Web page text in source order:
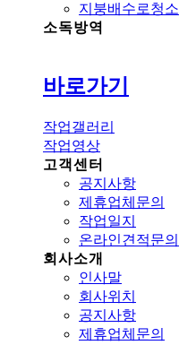
지붕배수로청소
소독방역
바로가기
작업갤러리
작업영상
고객센터
공지사항
제휴업체문의
작업일지
온라인견적문의
회사소개
인사말
회사위치
공지사항
제휴업체문의